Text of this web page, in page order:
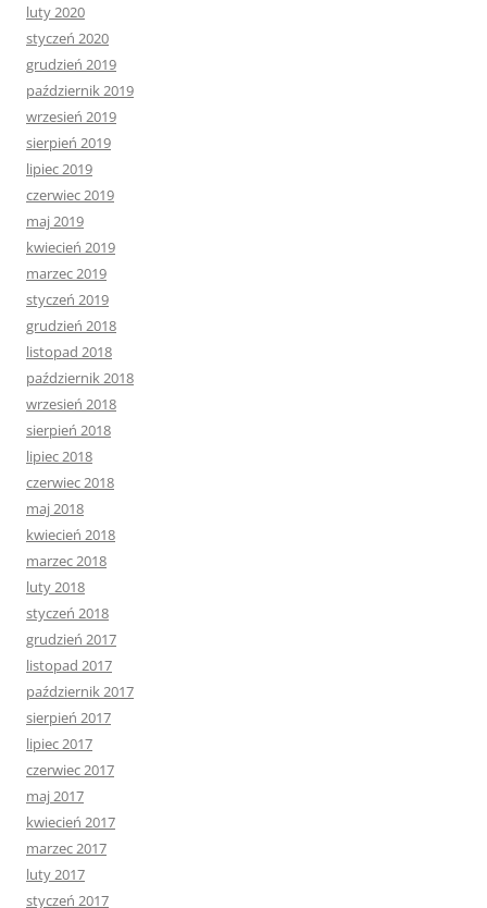
luty 2020
styczeń 2020
grudzień 2019
październik 2019
wrzesień 2019
sierpień 2019
lipiec 2019
czerwiec 2019
maj 2019
kwiecień 2019
marzec 2019
styczeń 2019
grudzień 2018
listopad 2018
październik 2018
wrzesień 2018
sierpień 2018
lipiec 2018
czerwiec 2018
maj 2018
kwiecień 2018
marzec 2018
luty 2018
styczeń 2018
grudzień 2017
listopad 2017
październik 2017
sierpień 2017
lipiec 2017
czerwiec 2017
maj 2017
kwiecień 2017
marzec 2017
luty 2017
styczeń 2017